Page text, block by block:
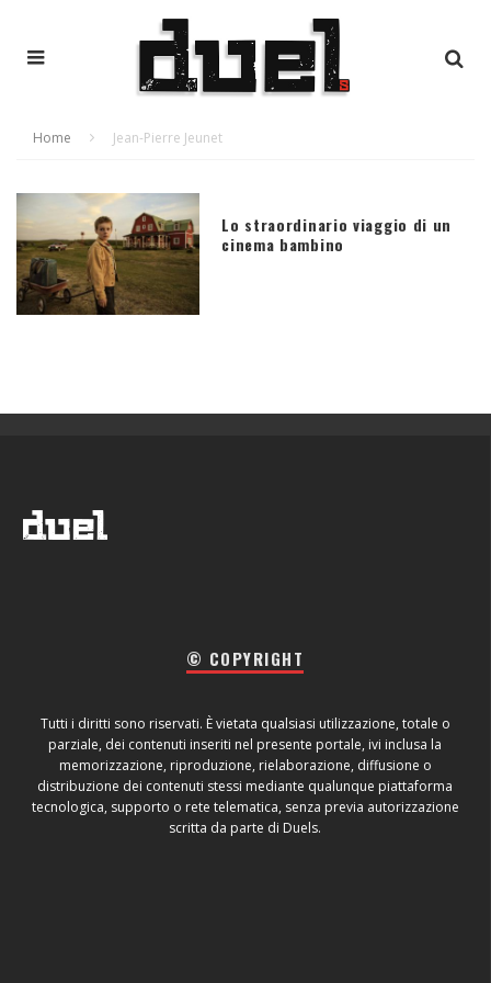
Home Jean-Pierre Jeunet
Lo straordinario viaggio di un
cinema bambino
© COPYRIGHT
Tutti i diritti sono riservati. È vietata qualsiasi utilizzazione, totale o
parziale, dei contenuti inseriti nel presente portale, ivi inclusa la
memorizzazione, riproduzione, rielaborazione, diffusione o
distribuzione dei contenuti stessi mediante qualunque piattaforma
tecnologica, supporto o rete telematica, senza previa autorizzazione
scritta da parte di Duels.